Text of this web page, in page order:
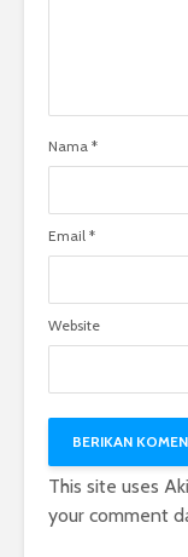
Nama *
Email *
Website
This site uses
your comment